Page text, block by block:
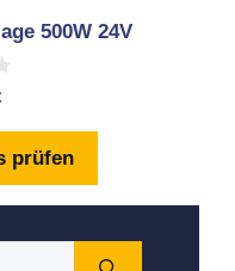
500W 24V
prüfen